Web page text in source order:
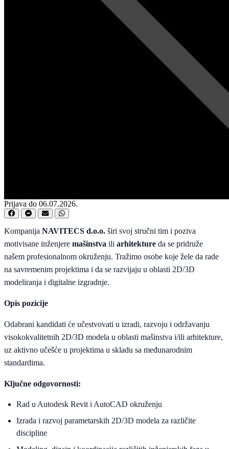
Prijava do 06.07.2026.
Kompanija NAVITECS d.o.o. širi svoj stručni tim i poziva
motivisane inženjere mašinstva ili arhitekture da se pridruže
našem profesionalnom okruženju. Tražimo osobe koje žele da rade
na savremenim projektima i da se razvijaju u oblasti 2D/3D
modeliranja i digitalne izgradnje.
Opis pozicije
Odabrani kandidati će učestvovati u izradi, razvoju i održavanju
visokokvalitetnih 2D/3D modela u oblasti mašinstva i/ili arhitekture,
uz aktivno učešće u projektima u skladu sa međunarodnim
standardima.
Ključne odgovornosti:
Rad u Autodesk Revit i AutoCAD okruženju
Izrada i razvoj parametarskih 2D/3D modela za različite
discipline